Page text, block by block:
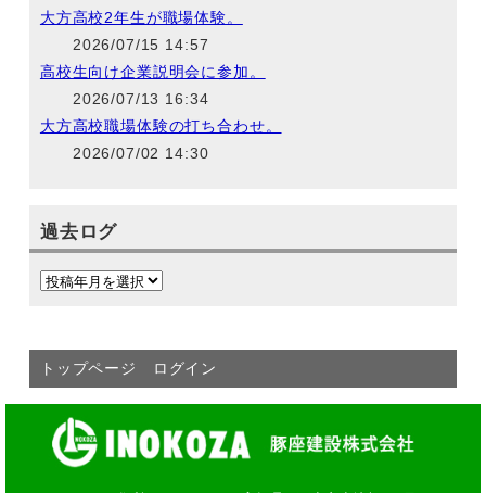
大方高校2年生が職場体験。
2026/07/15 14:57
高校生向け企業説明会に参加。
2026/07/13 16:34
大方高校職場体験の打ち合わせ。
2026/07/02 14:30
過去ログ
トップページ ログイン